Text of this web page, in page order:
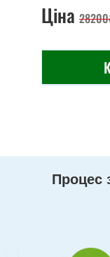
Ціна 28200
Процес